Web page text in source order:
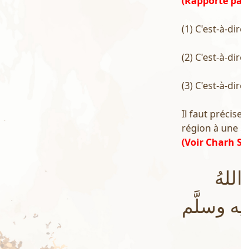
(1) C'est-à-
(2) C'est-à-
(3) C'est-à-
Il faut
région à une
(Voir Charh
وسلَّم